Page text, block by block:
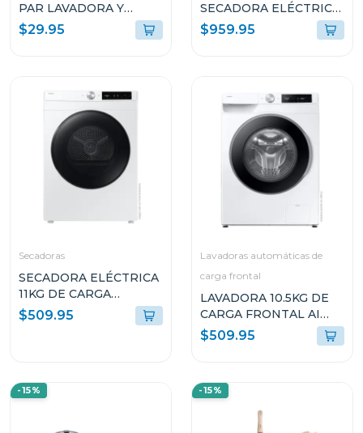
PAR LAVADORA Y
SECADORA SAMSUNG
SKKDF
$29.95
SECADORA ELÉCTRICA
11KG CARGA FRONTAL
WW11DG6U34LEED/
$959.95
Secadoras
SECADORA ELÉCTRICA
11KG DE CARGA
FRONTAL
DV11FG60BVBEED
$509.95
Lavadoras automáticas de
carga frontal
LAVADORA 10.5KG DE
CARGA FRONTAL AI
ECOBUBBLE
WW11DG6U34LEED
$509.95
-15% -15%